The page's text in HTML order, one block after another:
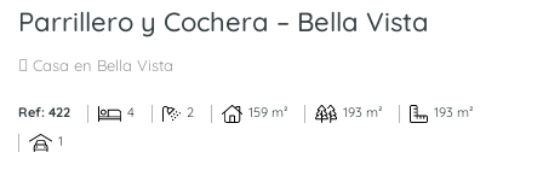
Parrillero y Cochera – Bella Vista
Casa en Bella Vista
Ref: 422 4 2 159 m² 193 m²
193 m²
1